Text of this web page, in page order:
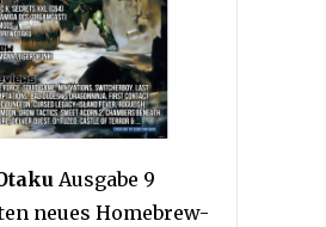
Ausgabe 9
neues Homebrew-